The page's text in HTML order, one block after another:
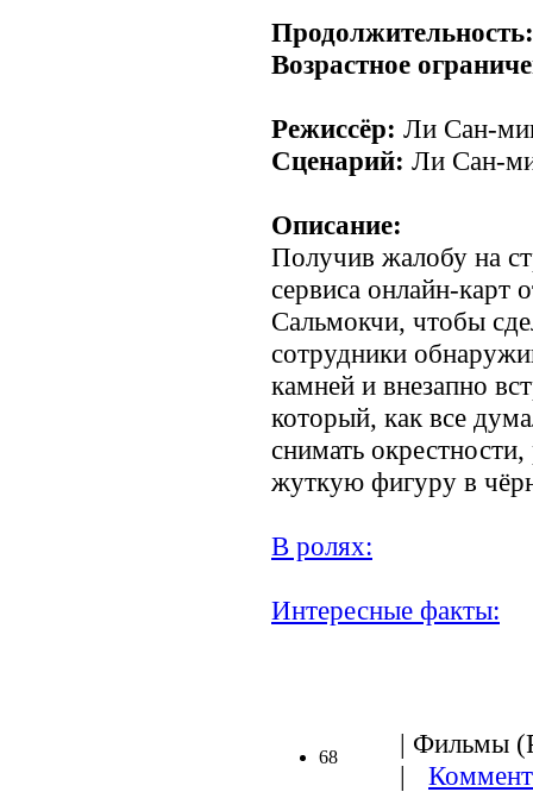
Продолжительность:
Возрастное
Режиссёр: Ли Сан-
Сценарий: Ли Сан-
Описание:
Получив жалобу на
сервиса онлайн-карт
Сальмокчи, чтобы
сотрудники
камней и внезапно
который, как все
снимать
жуткую фигуру в
В ролях:
Интересные факты:
68
| Фильмы
|